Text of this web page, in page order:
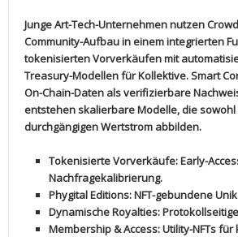
Junge Art-Tech-Unternehmen nutzen
Community-Aufbau in⁢ einem integrierten
tokenisierten Vorverkäufen‍ mit‌
Treasury-Modellen⁢ für ‍Kollektive. Smart
On-Chain-Daten als verifizierbare
entstehen skalierbare Modelle, die
durchgängigen Wertstrom‌ abbilden.
Tokenisierte Vorverkäufe: Early-
Nachfragekalibrierung.
Phygital Editions: NFT-gebundene
Dynamische​ Royalties:
Membership & Access: Utility-NFTs⁤